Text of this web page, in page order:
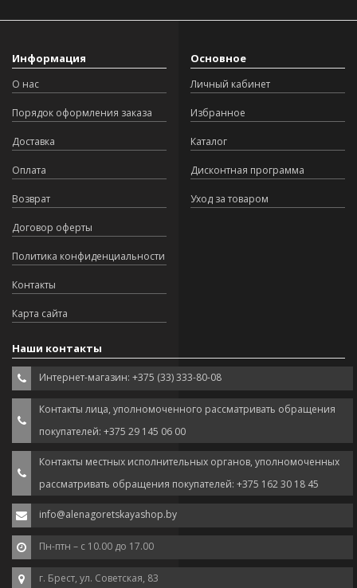
Информация
О нас
Порядок оформления заказа
Доставка
Оплата
Возврат
Договор оферты
Политика конфиденциальности
Контакты
Карта сайта
Основное
Личный кабинет
Избранное
Каталог
Дисконтная программа
Уход за товаром
Наши контакты
Интернет-магазин: +375 (33) 333-80-08
Контакты лица, уполномоченного рассматривать обращения
покупателей: +375 29 145 06 00
Контакты местных исполнительных органов, уполномоченных
рассматривать обращения покупателей: +375 162 30 18 45
info@alenagoretskayashop.by
Пн-птн – с 10.00 до 17.00
г. Брест, ул. Советская, 83